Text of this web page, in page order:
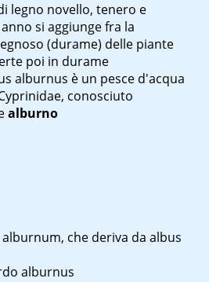
legno novello, tenero e
si aggiunge fra la
(durame) delle piante
poi in durame
alburnus è un pesce d'acqua
conosciuto
alburno
alburnum, che deriva da albus
alburnus